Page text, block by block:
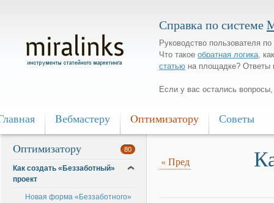
Справка по системе
Руководство пользователя
Что такое обратная логика,
статью на площадке? Ответы
Если у вас остались
Bебмастеру Oптимизатору Советы
«Пред
Oптимизатору 80
Как создать «Беззаботный»
проект
Новая форма «Беззаботного»